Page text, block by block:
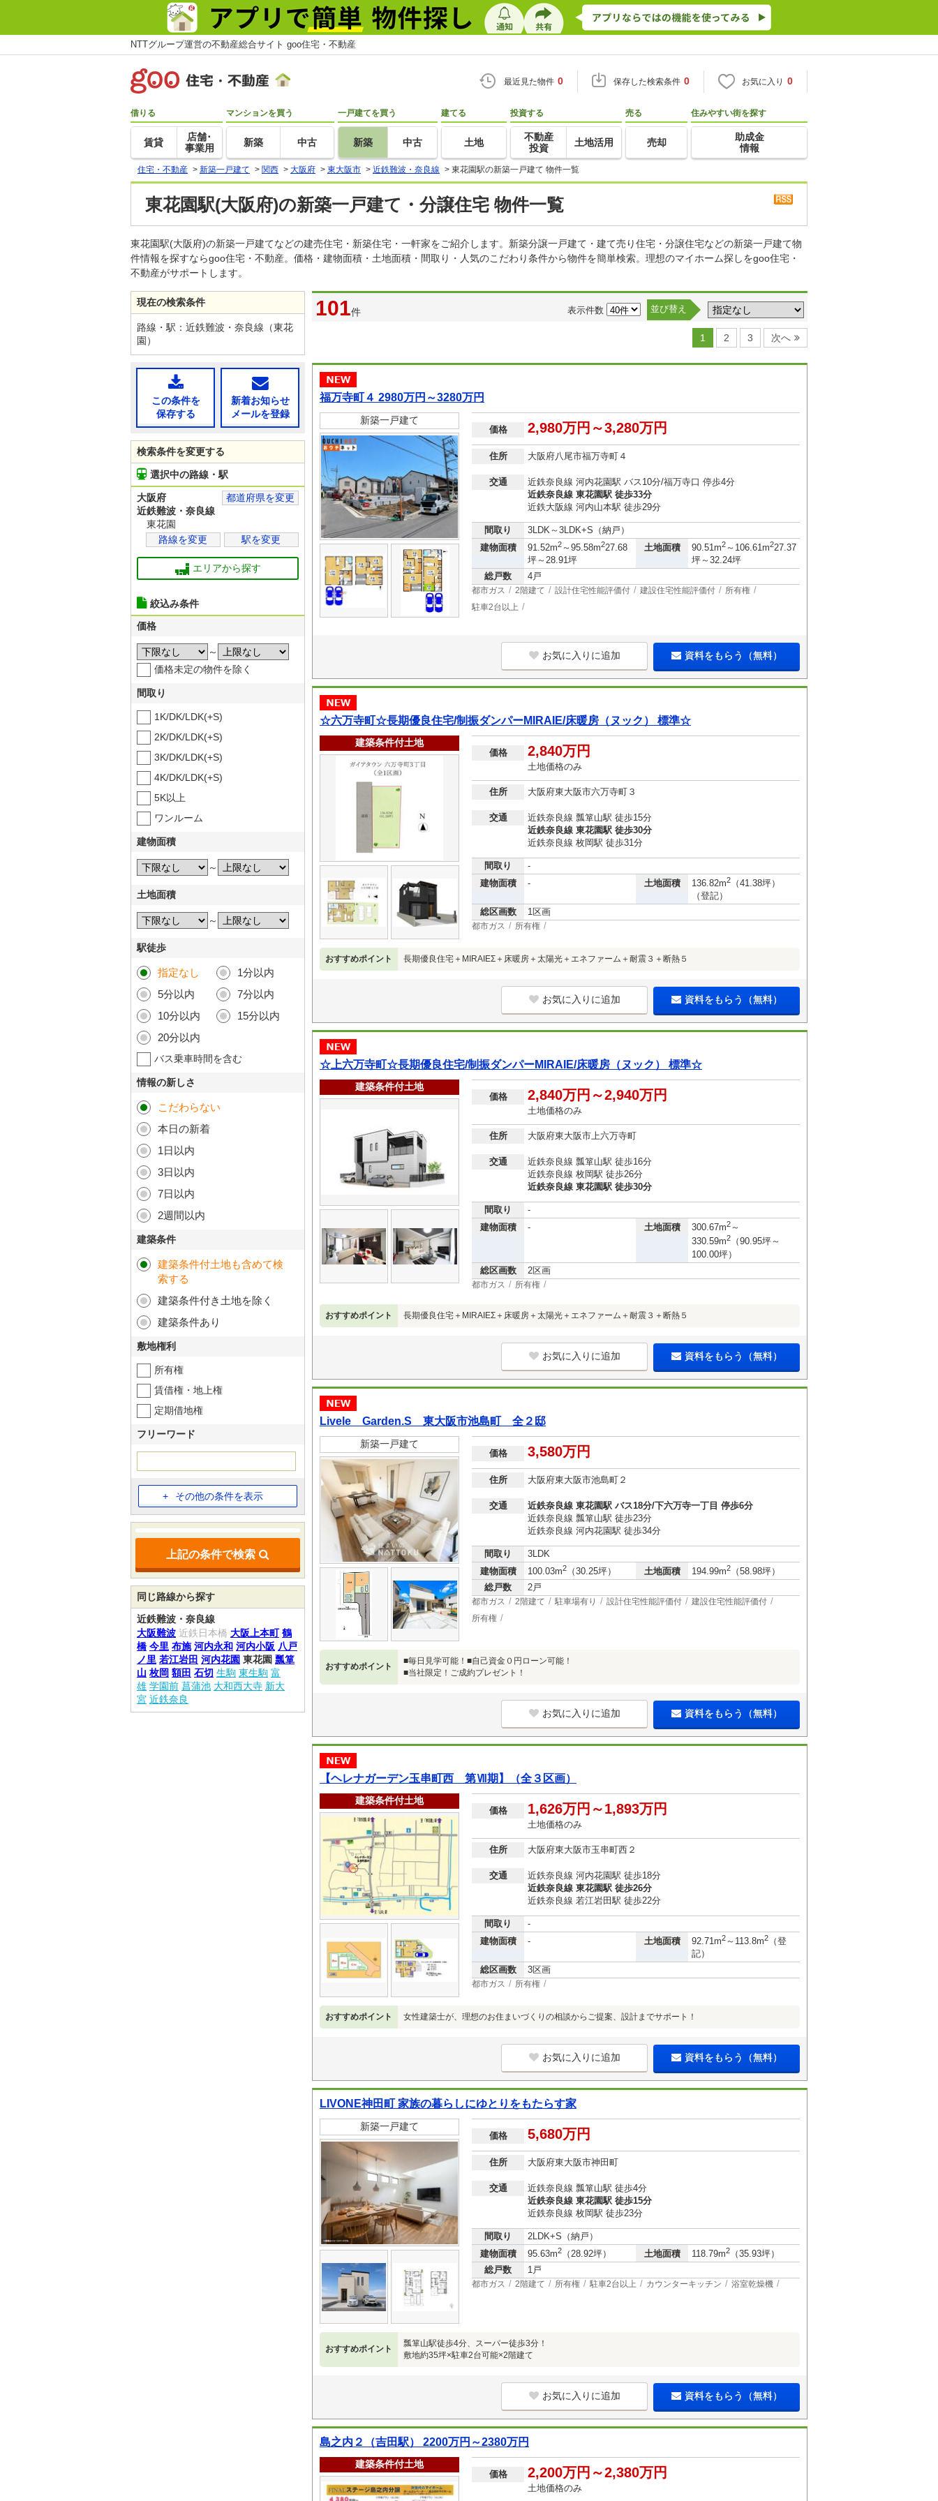
NTTグループ運営の不動産総合サイト goo住宅・不動産
最近見た物件 0 保存した検索条件 0 お気に入り 0
借りる
賃貸
店舗･
事業用
マンションを買う
新築 中古
一戸建てを買う
新築 中古
建てる
土地
投資する
不動産
投資
土地活用
売る
売却
住みやすい街を探す
助成金
情報
住宅・不動産 > 新築一戸建て > 関西 > 大阪府 > 東大阪市 > 近鉄難波・奈良線 > 東花園駅の新築一戸建て 物件一覧
東花園駅(大阪府)の新築一戸建て・分譲住宅 物件一覧
東花園駅(大阪府)の新築一戸建てなどの建売住宅・新築住宅・一軒家をご紹介します。新築分譲一戸建て・建て売り住宅・分譲住宅などの新築一戸建て物
件情報を探すならgoo住宅・不動産。価格・建物面積・土地面積・間取り・人気のこだわり条件から物件を簡単検索。理想のマイホーム探しをgoo住宅・
不動産がサポートします。
101件 表示件数 並び替え
1 2 3 次へ
福万寺町４ 2980万円～3280万円
新築一戸建て
価格 2,980万円～3,280万円
住所 大阪府八尾市福万寺町４
交通
近鉄奈良線 河内花園駅 バス10分/福万寺口 停歩4分
近鉄奈良線 東花園駅 徒歩33分
近鉄大阪線 河内山本駅 徒歩29分
間取り
3LDK～3LDK+S（納戸）
建物面積
91.52m2～95.58m227.68
坪～28.91坪
土地面積 90.51m2～106.61m227.37
坪～32.24坪
総戸数
4戸
都市ガス 2階建て 設計住宅性能評価付 建設住宅性能評価付
所有権
駐車2台以上
お気に入りに追加 資料をもらう（無料）
☆六万寺町☆長期優良住宅/制振ダンパーMIRAIE/床暖房（ヌック） 標準☆
建築条件付土地
価格 2,840万円
土地価格のみ
住所 大阪府東大阪市六万寺町３
交通
近鉄奈良線 瓢箪山駅 徒歩15分
近鉄奈良線 東花園駅 徒歩30分
近鉄奈良線 枚岡駅 徒歩31分
間取り
-
建物面積
- 土地面積 136.82m2
（41.38坪）
（登記）
総区画数
1区画
都市ガス 所有権
おすすめポイント 長期優良住宅＋MIRAIEΣ＋床暖房＋太陽光＋エネファーム＋耐震３＋断熱５
お気に入りに追加 資料をもらう（無料）
☆上六万寺町☆長期優良住宅/制振ダンパーMIRAIE/床暖房（ヌック） 標準☆
建築条件付土地
価格 2,840万円～2,940万円
土地価格のみ
住所 大阪府東大阪市上六万寺町
交通
近鉄奈良線 瓢箪山駅 徒歩16分
近鉄奈良線 枚岡駅 徒歩26分
近鉄奈良線 東花園駅 徒歩30分
間取り
-
建物面積
- 土地面積 300.67m2～
330.59m2
（90.95坪～
100.00坪）
総区画数
2区画
都市ガス 所有権
おすすめポイント 長期優良住宅＋MIRAIEΣ＋床暖房＋太陽光＋エネファーム＋耐震３＋断熱５
お気に入りに追加 資料をもらう（無料）
Livele Garden.S 東大阪市池島町 全２邸
新築一戸建て
価格 3,580万円
住所 大阪府東大阪市池島町２
交通
近鉄奈良線 東花園駅 バス18分/下六万寺一丁目 停歩6分
近鉄奈良線 瓢箪山駅 徒歩23分
近鉄奈良線 河内花園駅 徒歩34分
間取り
3LDK
建物面積
100.03m2 （30.25坪） 土地面積 194.99m2
（58.98坪）
総戸数
2戸
都市ガス 2階建て 駐車場有り 設計住宅性能評価付
建設住宅性能評価付
所有権
おすすめポイント
■毎日見学可能！■自己資金０円ローン可能！
■当社限定！ご成約プレゼント！
お気に入りに追加 資料をもらう（無料）
【ヘレナガーデン玉串町西 第Ⅶ期】（全３区画）
建築条件付土地
価格 1,626万円～1,893万円
土地価格のみ
住所 大阪府東大阪市玉串町西２
交通
近鉄奈良線 河内花園駅 徒歩18分
近鉄奈良線 東花園駅 徒歩26分
近鉄奈良線 若江岩田駅 徒歩22分
間取り
-
建物面積
- 土地面積 92.71m2～113.8m2
（登
記）
総区画数
3区画
都市ガス 所有権
おすすめポイント 女性建築士が、理想のお住まいづくりの相談からご提案、設計までサポート！
お気に入りに追加 資料をもらう（無料）
LIVONE神田町 家族の暮らしにゆとりをもたらす家
新築一戸建て
価格 5,680万円
住所 大阪府東大阪市神田町
交通
近鉄奈良線 瓢箪山駅 徒歩4分
近鉄奈良線 東花園駅 徒歩15分
近鉄奈良線 枚岡駅 徒歩23分
間取り
2LDK+S（納戸）
建物面積
95.63m2 （28.92坪） 土地面積 118.79m2
（35.93坪）
総戸数
1戸
都市ガス 2階建て 所有権 駐車2台以上 カウンターキッチン 浴室乾燥機
おすすめポイント
瓢箪山駅徒歩4分、スーパー徒歩3分！
敷地約35坪×駐車2台可能×2階建て
お気に入りに追加 資料をもらう（無料）
島之内２（吉田駅） 2200万円～2380万円
建築条件付土地
価格 2,200万円～2,380万円
土地価格のみ
現在の検索条件
路線・駅：近鉄難波・奈良線（東花
園）
この条件を
保存する
新着お知らせ
メールを登録
検索条件を変更する
選択中の路線・駅
大阪府
都道府県を変更
近鉄難波・奈良線
東花園
路線を変更
駅を変更
エリアから探す
絞込み条件
価格
～
価格未定の物件を除く
間取り
1K/DK/LDK(+S)
2K/DK/LDK(+S)
3K/DK/LDK(+S)
4K/DK/LDK(+S)
5K以上
ワンルーム
建物面積
～
土地面積
～
駅徒歩
指定なし
1分以内
5分以内
7分以内
10分以内
15分以内
20分以内
バス乗車時間を含む
情報の新しさ
こだわらない
本日の新着
1日以内
3日以内
7日以内
2週間以内
建築条件
建築条件付土地も含めて検
索する
建築条件付き土地を除く
建築条件あり
敷地権利
所有権
賃借権・地上権
定期借地権
フリーワード
その他の条件を表示
上記の条件で検索
同じ路線から探す
近鉄難波・奈良線
大阪難波 近鉄日本橋 大阪上本町 鶴
橋 今里 布施 河内永和 河内小阪 八戸
ノ里 若江岩田 河内花園 東花園 瓢箪
山 枚岡 額田 石切 生駒 東生駒 富
雄 学園前 菖蒲池 大和西大寺 新大
宮 近鉄奈良